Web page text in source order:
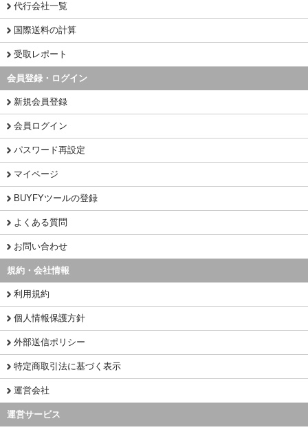
代行会社一覧
国際送料の計算
受取レポート
会員登録・ログイン
新規会員登録
会員ログイン
パスワード再設定
マイページ
BUYFYツールの登録
よくある質問
お問い合わせ
規約・会社情報
利用規約
個人情報保護方針
外部送信ポリシー
特定商取引法に基づく表示
運営会社
運営サービス